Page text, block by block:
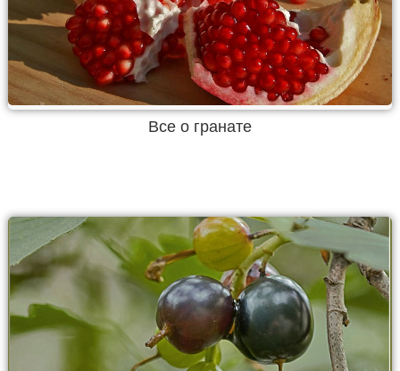
Все о гранате